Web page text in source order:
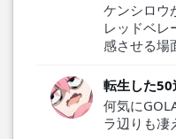
ケンシロウ
レッドベレ
感させる場
転生した
何気に
ラ辺りも凄